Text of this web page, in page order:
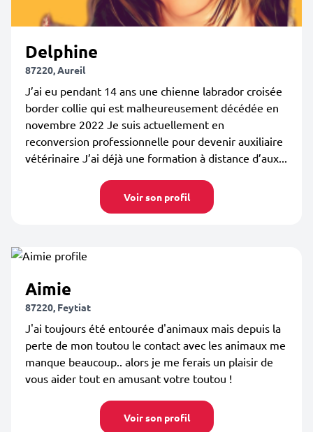
Delphine
87220, Aureil
J’ai eu pendant 14 ans une chienne labrador croisée
border collie qui est malheureusement décédée en
novembre 2022 Je suis actuellement en
reconversion professionnelle pour devenir auxiliaire
vétérinaire J’ai déjà une formation à distance d’aux...
Voir son profil
Aimie
87220, Feytiat
J'ai toujours été entourée d'animaux mais depuis la
perte de mon toutou le contact avec les animaux me
manque beaucoup.. alors je me ferais un plaisir de
vous aider tout en amusant votre toutou !
Voir son profil